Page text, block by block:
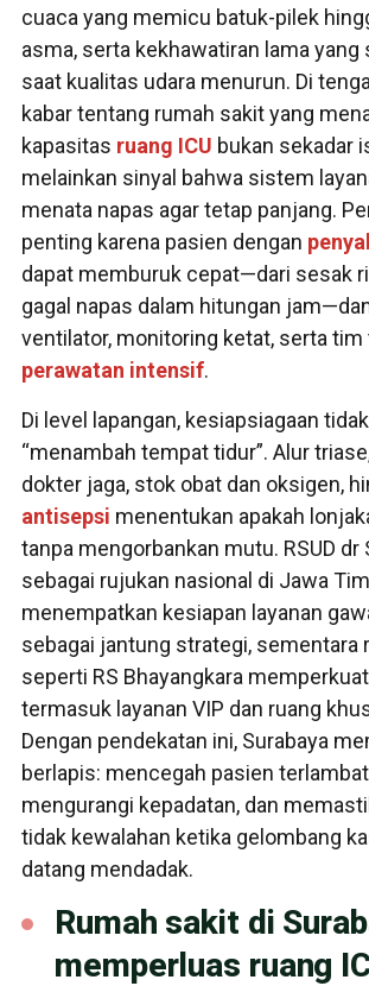
cuaca yang memicu batuk-pilek
asma, serta kekhawatiran lama yang
saat kualitas udara menurun. Di
kabar tentang rumah sakit yang
kapasitas ruang ICU bukan sekadar
melainkan sinyal bahwa sistem
menata napas agar tetap panjang.
penting karena pasien dengan
dapat memburuk cepat—dari sesak
gagal napas dalam hitungan
ventilator, monitoring ketat, serta
perawatan intensif.
Di level lapangan, kesiapsiagaan
“menambah tempat tidur”. Alur
dokter jaga, stok obat dan oksigen,
antisepsi menentukan apakah
tanpa mengorbankan mutu. RSUD dr
sebagai rujukan nasional di Jawa
menempatkan kesiapan layanan
sebagai jantung strategi, sementara
seperti RS Bhayangkara
termasuk layanan VIP dan ruang
Dengan pendekatan ini, Surabaya
berlapis: mencegah pasien
mengurangi kepadatan, dan
tidak kewalahan ketika gelombang
datang mendadak.
Rumah sakit di
memperluas ruang